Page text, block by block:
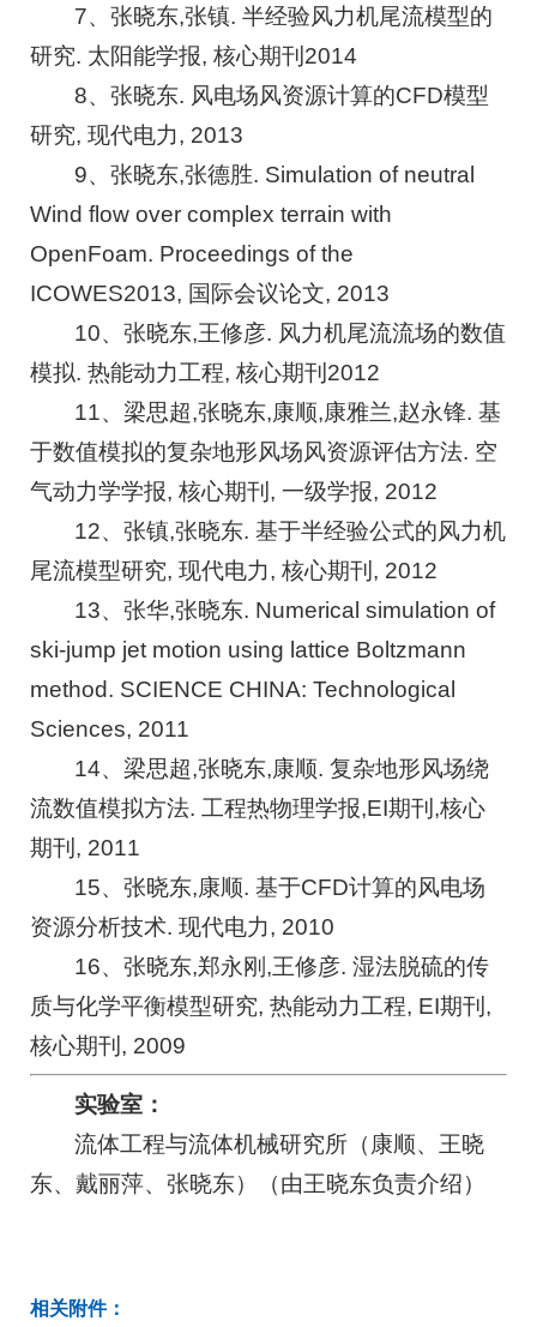
7、张晓东,张镇. 半经验风力机尾流模型的
研究. 太阳能学报, 核心期刊2014
8、张晓东. 风电场风资源计算的CFD模型
研究, 现代电力, 2013
9、张晓东,张德胜. Simulation of neutral
Wind flow over complex terrain with
OpenFoam. Proceedings of the
ICOWES2013, 国际会议论文, 2013
10、张晓东,王修彦. 风力机尾流流场的数值
模拟. 热能动力工程, 核心期刊2012
11、梁思超,张晓东,康顺,康雅兰,赵永锋. 基
于数值模拟的复杂地形风场风资源评估方法. 空
气动力学学报, 核心期刊, 一级学报, 2012
12、张镇,张晓东. 基于半经验公式的风力机
尾流模型研究, 现代电力, 核心期刊, 2012
13、张华,张晓东. Numerical simulation of
ski-jump jet motion using lattice Boltzmann
method. SCIENCE CHINA: Technological
Sciences, 2011
14、梁思超,张晓东,康顺. 复杂地形风场绕
流数值模拟方法. 工程热物理学报,EI期刊,核心
期刊, 2011
15、张晓东,康顺. 基于CFD计算的风电场
资源分析技术. 现代电力, 2010
16、张晓东,郑永刚,王修彦. 湿法脱硫的传
质与化学平衡模型研究, 热能动力工程, EI期刊,
核心期刊, 2009
实验室：
流体工程与流体机械研究所（康顺、王晓
东、戴丽萍、张晓东）（由王晓东负责介绍）
相关附件：